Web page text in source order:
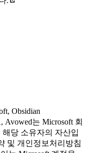
Obsidian
Avowed는 Microsoft 회
당 소유자의 자산입
및 개인정보처리방침